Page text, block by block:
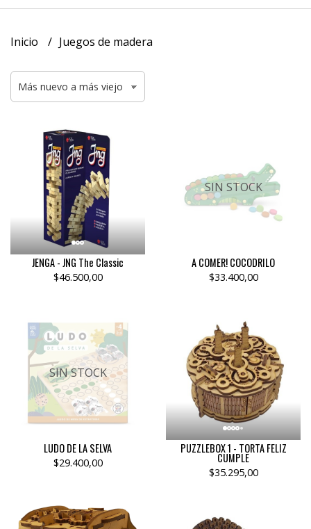
Inicio Juegos de madera
JENGA - JNG The Classic
$46.500,00
SIN STOCK
A COMER! COCODRILO
$33.400,00
SIN STOCK
LUDO DE LA SELVA
$29.400,00
PUZZLEBOX 1 - TORTA FELIZ
CUMPLE
$35.295,00